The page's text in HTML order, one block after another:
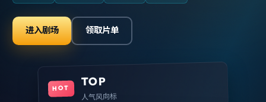
进入剧场 领取片单
HOT TOP
人气风向标